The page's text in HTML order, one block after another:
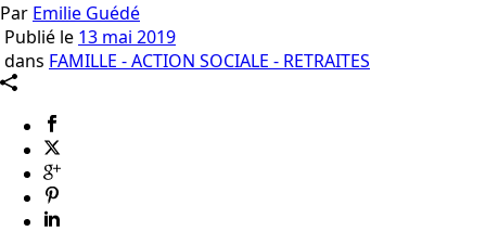
Par Emilie Guédé
Publié le 13 mai 2019
dans FAMILLE - ACTION SOCIALE - RETRAITES